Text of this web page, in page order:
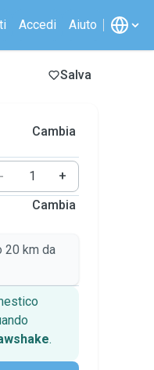
Accedi Aiuto
Salva
Cambia
-
+
Cambia
20 km da
.